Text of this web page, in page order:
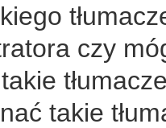
czy
takie